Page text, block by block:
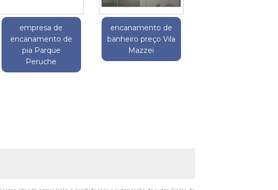
empresa de
encanamento de
pia Parque
Peruche
encanamento de
banheiro preço Vila
Mazzei